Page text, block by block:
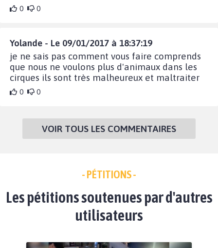
0 0
Yolande - Le 09/01/2017 à 18:37:19
je ne sais pas comment vous faire comprends
que nous ne voulons plus d'animaux dans les
cirques ils sont très malheureux et maltraiter
0 0
VOIR TOUS LES COMMENTAIRES
- PÉTITIONS -
Les pétitions soutenues par d'autres
utilisateurs